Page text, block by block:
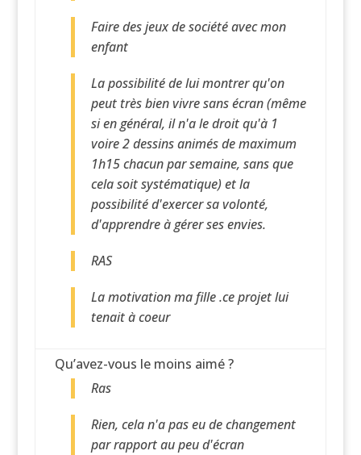
Faire des jeux de société avec mon
enfant
La possibilité de lui montrer qu'on
peut très bien vivre sans écran (même
si en général, il n'a le droit qu'à 1
voire 2 dessins animés de maximum
1h15 chacun par semaine, sans que
cela soit systématique) et la
possibilité d'exercer sa volonté,
d'apprendre à gérer ses envies.
RAS
La motivation ma fille .ce projet lui
tenait à coeur
Qu’avez-vous le moins aimé ?
Ras
Rien, cela n'a pas eu de changement
par rapport au peu d'écran